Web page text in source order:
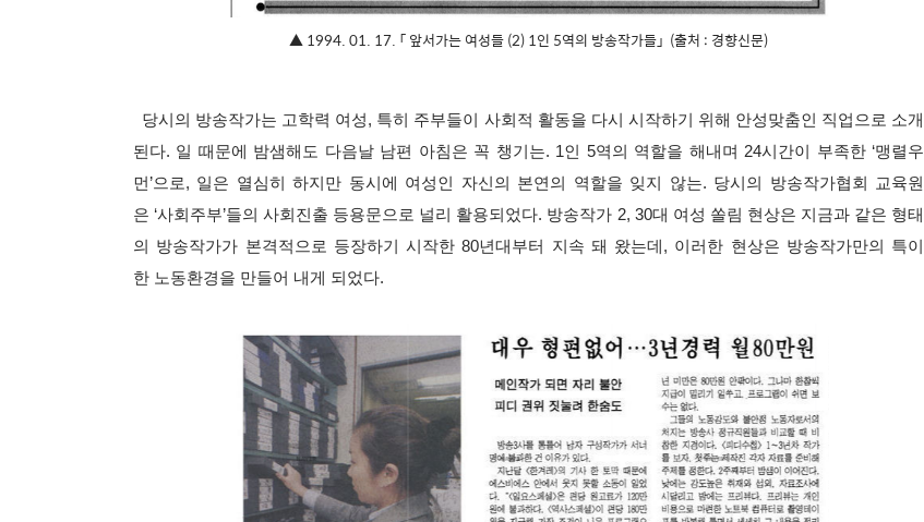
▲ 1994. 01. 17. 「 앞서가는 여성들 (2) 1인 5역의 방송작가들」 (출처 : 경향신문)
당시의 방송작가는 고학력 여성, 특히 주부들이 사회적 활동을 다시 시작하기 위해 안성맞춤인 직업으로 소개
된다. 일 때문에 밤샘해도 다음날 남편 아침은 꼭 챙기는. 1인 5역의 역할을 해내며 24시간이 부족한 ‘맹렬우
먼’으로, 일은 열심히 하지만 동시에 여성인 자신의 본연의 역할을 잊지 않는. 당시의 방송작가협회 교육원
은 ‘사회주부’들의 사회진출 등용문으로 널리 활용되었다. 방송작가 2, 30대 여성 쏠림 현상은 지금과 같은 형태
의 방송작가가 본격적으로 등장하기 시작한 80년대부터 지속 돼 왔는데, 이러한 현상은 방송작가만의 특이
한 노동환경을 만들어 내게 되었다.